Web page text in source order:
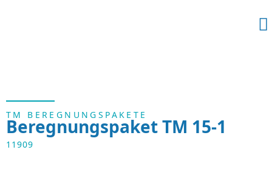
TM BEREGNUNGSPAKETE
Beregnungspaket TM 15-1
11909